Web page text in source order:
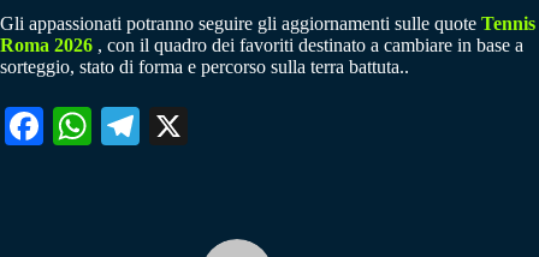
Gli appassionati potranno seguire gli aggiornamenti sulle quote Tennis
Roma 2026 , con il quadro dei favoriti destinato a cambiare in base a
sorteggio, stato di forma e percorso sulla terra battuta..
Fa W
Te